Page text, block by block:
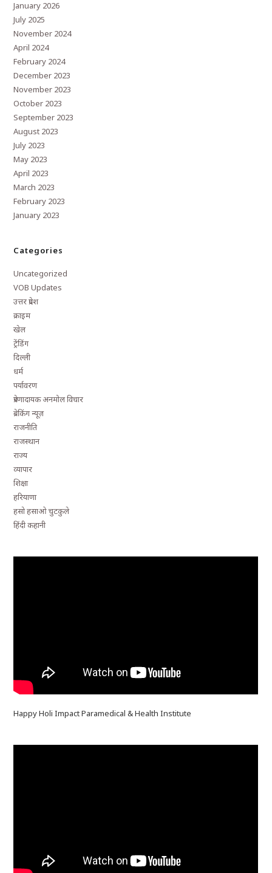
January 2026
July 2025
November 2024
April 2024
February 2024
December 2023
November 2023
October 2023
September 2023
August 2023
July 2023
May 2023
April 2023
March 2023
February 2023
January 2023
Categories
Uncategorized
VOB Updates
उत्तर प्रदेश
क्राइम
खेल
ट्रेंडिंग
दिल्ली
धर्म
पर्यावरण
प्रेरणादायक अनमोल विचार
ब्रेकिंग न्यूज़
राजनीति
राजस्थान
राज्य
व्यापार
शिक्षा
हरियाणा
हसो हसाओ चुटकुले
हिंदी कहानी
Happy Holi Impact Paramedical & Health Institute